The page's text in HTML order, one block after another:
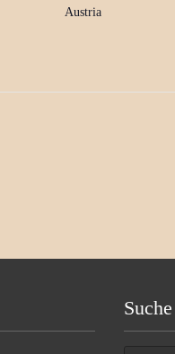
Austria
Suche